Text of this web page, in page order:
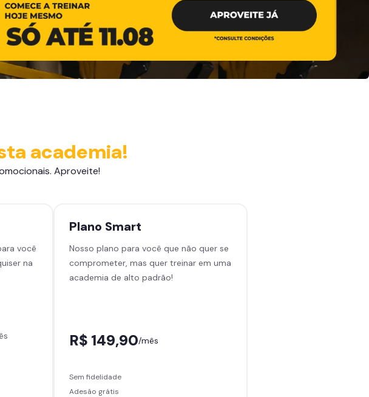
academia!
Aproveite!
você
na
Plano Smart
Nosso plano para você que não quer se
comprometer, mas quer treinar em uma
academia de alto padrão!
R$ 149,90/mês
Sem fidelidade
Adesão grátis